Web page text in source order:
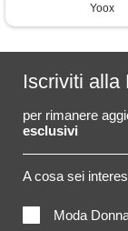
Yoox
Iscriviti alla
per rimanere
esclusivi
A cosa sei
Moda